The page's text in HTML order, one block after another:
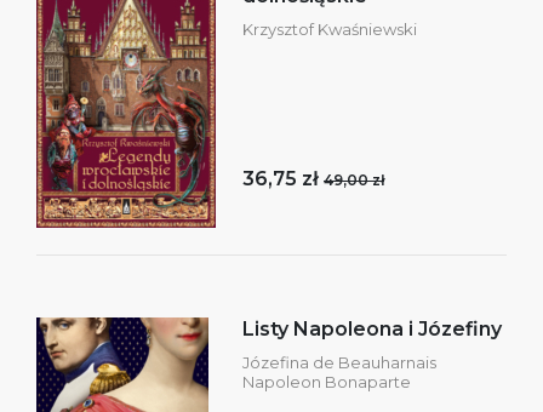
Krzysztof Kwaśniewski
36,75 zł 49,00 zł
Listy Napoleona i Józefiny
Józefina de Beauharnais
Napoleon Bonaparte